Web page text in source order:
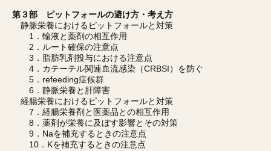
第３部 ピットフォールの避け方・考え方
静脈栄養におけるピットフォールと対策
1．輸液と薬剤の相互作用
2．ルート確保の注意点
3．脂肪乳剤投与における注意点
4．カテーテル関連血流感染（CRBSI）を防ぐ
5．refeeding症候群
6．静脈栄養と肝障害
経腸栄養におけるピットフォールと対策
7．経腸栄養剤と医薬品との相互作用
8．薬剤が栄養に及ぼす影響とその対策
9．Naを補充するときの注意点
10．Kを補充するときの注意点